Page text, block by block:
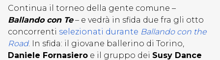
Continua il torneo della gente comune –
Ballando con Te– e vedrà in sfida due fra gli otto
concorrenti selezionati durante Ballando con the
Road. In sfida: il giovane ballerino di Torino,
Daniele Fornasiero e il gruppo dei Susy Dance